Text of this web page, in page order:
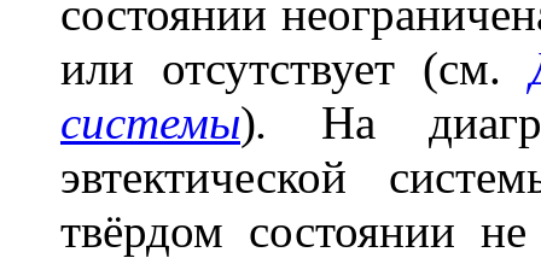
состоянии
или отсутствует (см.
системы). На
эвтектической
твёрдом состоянии